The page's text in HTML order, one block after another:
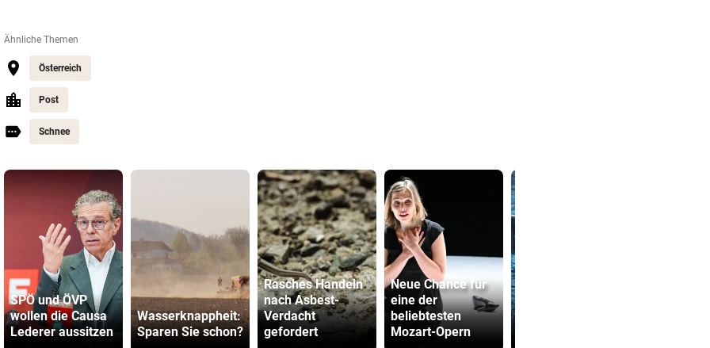
Ähnliche Themen
Österreich
Post
Schnee
SPÖ und ÖVP
wollen die Causa
Lederer aussitzen
Wasserknappheit:
Sparen Sie schon?
Rasches Handeln
nach Asbest-
Verdacht
gefordert
Neue Chance für
eine der
beliebtesten
Mozart-Opern